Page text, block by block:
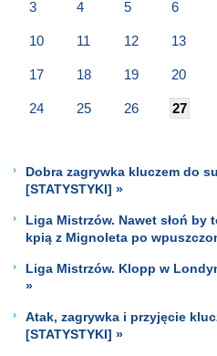
3 4 5 6
10 11 12 13
17 18 19 20
24 25 26 27
Dobra zagrywka kluczem do
[STATYSTYKI] »
Liga Mistrzów. Nawet słoń by
kpią z Mignoleta po
Liga Mistrzów. Klopp w
»
Atak, zagrywka i przyjęcie
[STATYSTYKI] »